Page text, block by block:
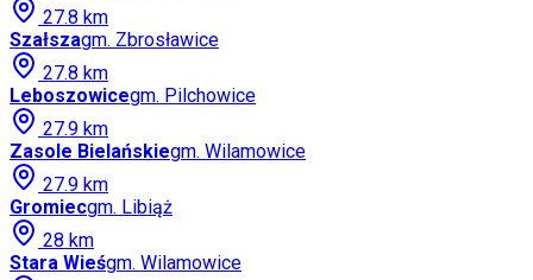
27.8 km
Szałszagm. Zbrosławice
27.8 km
Leboszowicegm. Pilchowice
27.9 km
Zasole Bielańskiegm. Wilamowice
27.9 km
Gromiecgm. Libiąż
28 km
Stara Wieśgm. Wilamowice